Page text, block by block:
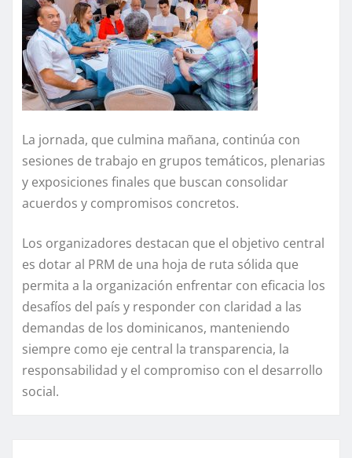
La jornada, que culmina mañana, continúa con
sesiones de trabajo en grupos temáticos, plenarias
y exposiciones finales que buscan consolidar
acuerdos y compromisos concretos.
Los organizadores destacan que el objetivo central
es dotar al PRM de una hoja de ruta sólida que
permita a la organización enfrentar con eficacia los
desafíos del país y responder con claridad a las
demandas de los dominicanos, manteniendo
siempre como eje central la transparencia, la
responsabilidad y el compromiso con el desarrollo
social.